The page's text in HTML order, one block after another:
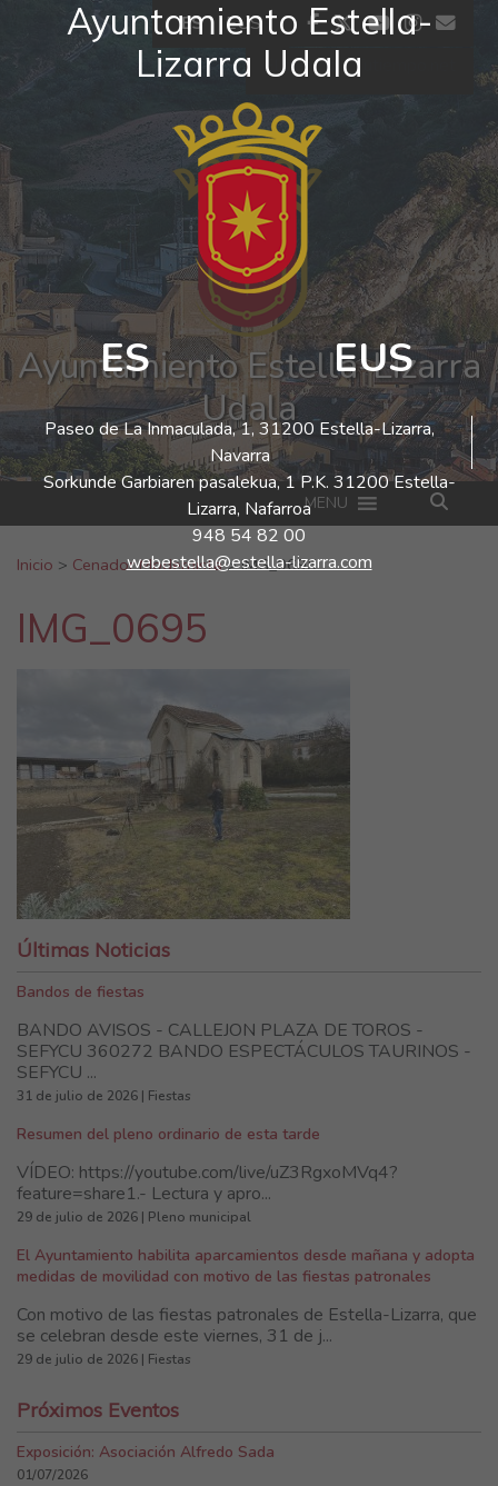
Ayuntamiento Estella-
Lizarra Udala
ES EUS
Paseo de La Inmaculada, 1, 31200 Estella-Lizarra,
Navarra
Sorkunde Garbiaren pasalekua, 1 P.K. 31200 Estella-
Lizarra, Nafarroa
948 54 82 00
webestella@estella-lizarra.com
Ir al contenido ES EUS facebook
twitter
youtube
El tiempo - Tutiempo.net
Ayuntamiento Estella-Lizarra
Udala
MENU
Buscar:
Inicio > Cenador Modernista>IMG_0695
IMG_0695
Últimas Noticias
Bandos de fiestas
BANDO AVISOS - CALLEJON PLAZA DE TOROS -
SEFYCU 360272 BANDO ESPECTÁCULOS TAURINOS -
SEFYCU ...
31 de julio de 2026 | Fiestas
Resumen del pleno ordinario de esta tarde
VÍDEO: https://youtube.com/live/uZ3RgxoMVq4?
feature=share1.- Lectura y apro...
29 de julio de 2026 | Pleno municipal
El Ayuntamiento habilita aparcamientos desde mañana y adopta
medidas de movilidad con motivo de las fiestas patronales
Con motivo de las fiestas patronales de Estella-Lizarra, que
se celebran desde este viernes, 31 de j...
29 de julio de 2026 | Fiestas
Próximos Eventos
Exposición: Asociación Alfredo Sada
01/07/2026